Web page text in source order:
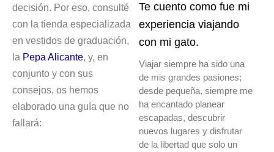
decisión. Por eso, consulté
con la tienda especializada
en vestidos de graduación,
la Pepa Alicante, y, en
conjunto y con sus
consejos, os hemos
elaborado una guía que no
fallará:
Te cuento como fue mi
experiencia viajando
con mi gato.
Viajar siempre ha sido una
de mis grandes pasiones;
desde pequeña, siempre me
ha encantado planear
escapadas, descubrir
nuevos lugares y disfrutar
de la libertad que solo un